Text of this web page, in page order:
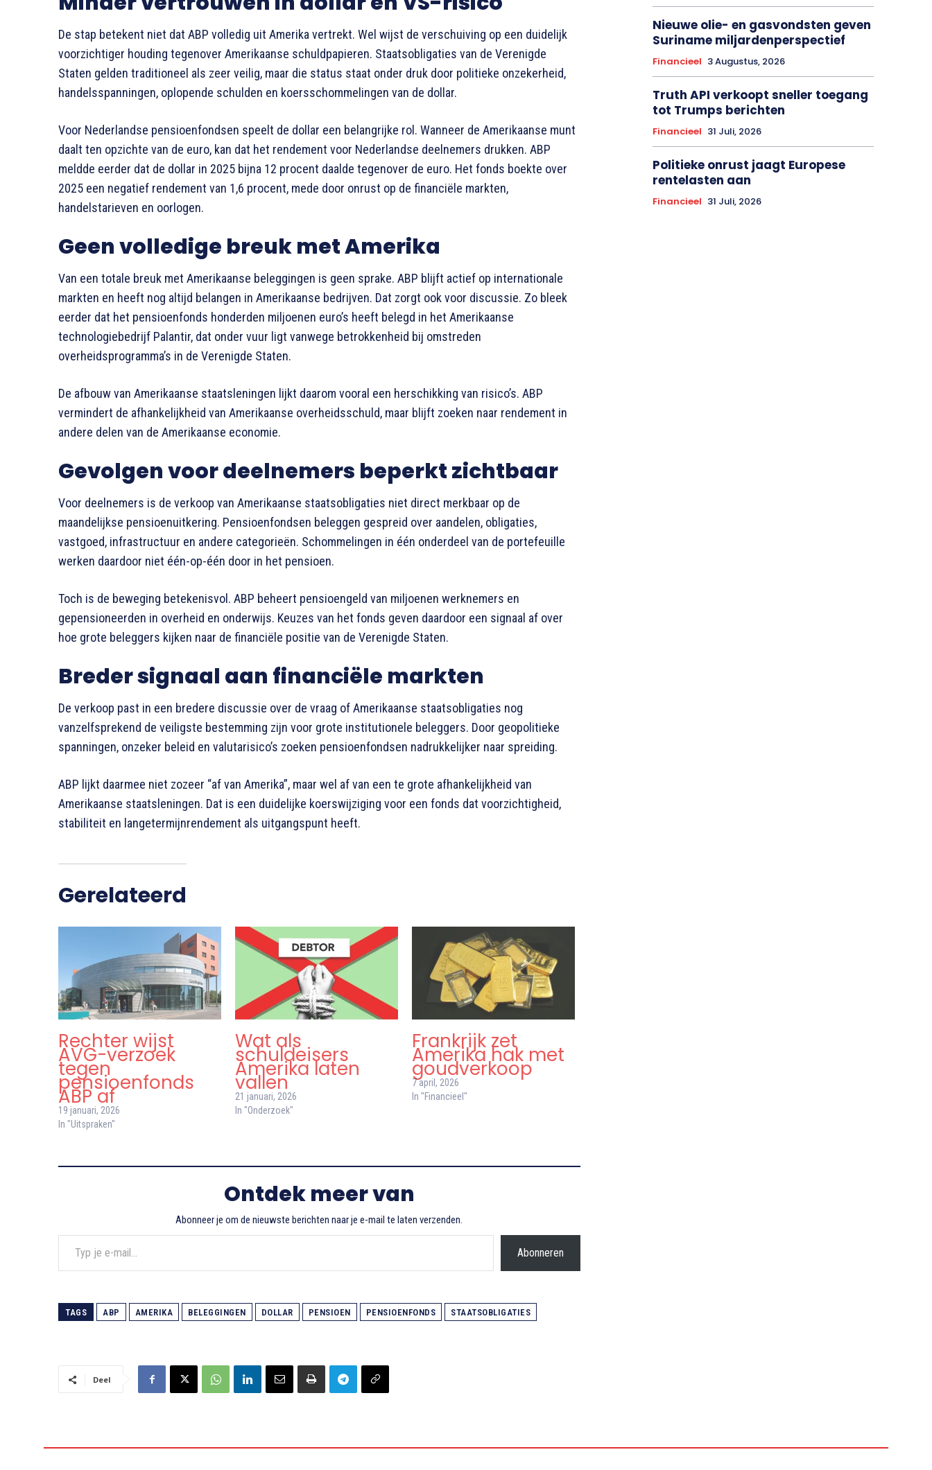
De stap betekent niet dat ABP volledig uit Amerika vertrekt. Wel wijst de verschuiving op een duidelijk
voorzichtiger houding tegenover Amerikaanse schuldpapieren. Staatsobligaties van de Verenigde
Staten gelden traditioneel als zeer veilig, maar die status staat onder druk door politieke onzekerheid,
handelsspanningen, oplopende schulden en koersschommelingen van de dollar.
Voor Nederlandse pensioenfondsen speelt de dollar een belangrijke rol. Wanneer de Amerikaanse munt
daalt ten opzichte van de euro, kan dat het rendement voor Nederlandse deelnemers drukken. ABP
meldde eerder dat de dollar in 2025 bijna 12 procent daalde tegenover de euro. Het fonds boekte over
2025 een negatief rendement van 1,6 procent, mede door onrust op de financiële markten,
handelstarieven en oorlogen.
Geen volledige breuk met Amerika
Van een totale breuk met Amerikaanse beleggingen is geen sprake. ABP blijft actief op internationale
markten en heeft nog altijd belangen in Amerikaanse bedrijven. Dat zorgt ook voor discussie. Zo bleek
eerder dat het pensioenfonds honderden miljoenen euro’s heeft belegd in het Amerikaanse
technologiebedrijf Palantir, dat onder vuur ligt vanwege betrokkenheid bij omstreden
overheidsprogramma’s in de Verenigde Staten.
De afbouw van Amerikaanse staatsleningen lijkt daarom vooral een herschikking van risico’s. ABP
vermindert de afhankelijkheid van Amerikaanse overheidsschuld, maar blijft zoeken naar rendement in
andere delen van de Amerikaanse economie.
Gevolgen voor deelnemers beperkt zichtbaar
Voor deelnemers is de verkoop van Amerikaanse staatsobligaties niet direct merkbaar op de
maandelijkse pensioenuitkering. Pensioenfondsen beleggen gespreid over aandelen, obligaties,
vastgoed, infrastructuur en andere categorieën. Schommelingen in één onderdeel van de portefeuille
werken daardoor niet één-op-één door in het pensioen.
Toch is de beweging betekenisvol. ABP beheert pensioengeld van miljoenen werknemers en
gepensioneerden in overheid en onderwijs. Keuzes van het fonds geven daardoor een signaal af over
hoe grote beleggers kijken naar de financiële positie van de Verenigde Staten.
Breder signaal aan financiële markten
De verkoop past in een bredere discussie over de vraag of Amerikaanse staatsobligaties nog
vanzelfsprekend de veiligste bestemming zijn voor grote institutionele beleggers. Door geopolitieke
spanningen, onzeker beleid en valutarisico’s zoeken pensioenfondsen nadrukkelijker naar spreiding.
ABP lijkt daarmee niet zozeer “af van Amerika”, maar wel af van een te grote afhankelijkheid van
Amerikaanse staatsleningen. Dat is een duidelijke koerswijziging voor een fonds dat voorzichtigheid,
stabiliteit en langetermijnrendement als uitgangspunt heeft.
Gerelateerd
Rechter wijst
AVG-verzoek
tegen
pensioenfonds
ABP af
19 januari, 2026
In "Uitspraken"
Wat als
schuldeisers
Amerika laten
vallen
21 januari, 2026
In "Onderzoek"
Frankrijk zet
Amerika hak met
goudverkoop
7 april, 2026
In "Financieel"
Ontdek meer van
Abonneer je om de nieuwste berichten naar je e-mail te laten verzenden.
Typ je e-mail...
Abonneren
TAGS ABP AMERIKA BELEGGINGEN DOLLAR PENSIOEN PENSIOENFONDS STAATSOBLIGATIES
Deel
Nieuwe olie- en gasvondsten geven
Suriname miljardenperspectief
Financieel 3 Augustus, 2026
Truth API verkoopt sneller toegang
tot Trumps berichten
Financieel 31 Juli, 2026
Politieke onrust jaagt Europese
rentelasten aan
Financieel 31 Juli, 2026